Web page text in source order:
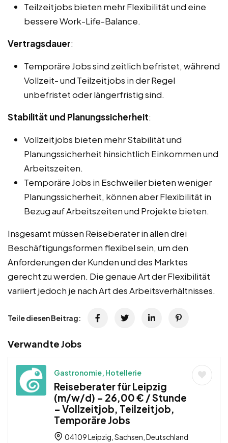
Teilzeitjobs bieten mehr Flexibilität und eine
bessere Work-Life-Balance.
Vertragsdauer:
Temporäre Jobs sind zeitlich befristet, während
Vollzeit- und Teilzeitjobs in der Regel
unbefristet oder längerfristig sind.
Stabilität und Planungssicherheit:
Vollzeitjobs bieten mehr Stabilität und
Planungssicherheit hinsichtlich Einkommen und
Arbeitszeiten.
Temporäre Jobs in Eschweiler bieten weniger
Planungssicherheit, können aber Flexibilität in
Bezug auf Arbeitszeiten und Projekte bieten.
Insgesamt müssen Reiseberater in allen drei
Beschäftigungsformen flexibel sein, um den
Anforderungen der Kunden und des Marktes
gerecht zu werden. Die genaue Art der Flexibilität
variiert jedoch je nach Art des Arbeitsverhältnisses.
Teile diesen Beitrag:
Verwandte Jobs
Gastronomie, Hotellerie
Reiseberater für Leipzig
(m/w/d) – 26,00 € / Stunde
– Vollzeitjob, Teilzeitjob,
Temporäre Jobs
04109 Leipzig, Sachsen, Deutschland